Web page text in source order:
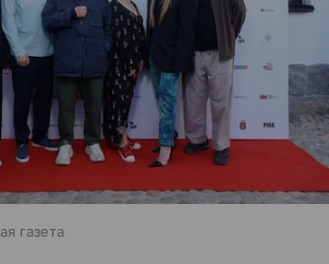
газета